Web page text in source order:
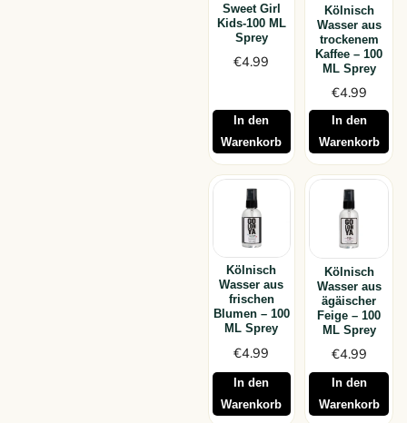
Sweet Girl
Kids-100 ML
Sprey
€4.99
In den
Warenkorb
Kölnisch
Wasser aus
trockenem
Kaffee – 100
ML Sprey
€4.99
In den
Warenkorb
Kölnisch
Wasser aus
frischen
Blumen – 100
ML Sprey
€4.99
In den
Warenkorb
Kölnisch
Wasser aus
ägäischer
Feige – 100
ML Sprey
€4.99
In den
Warenkorb